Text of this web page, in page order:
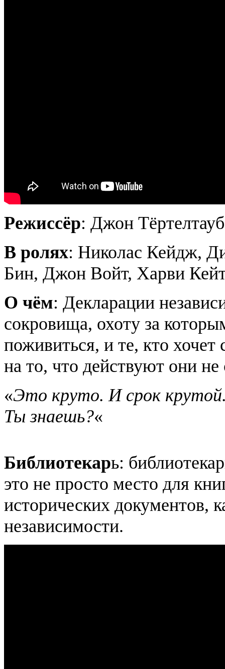
Режиссёр: Джон Тёртелтауб
В ролях: Николас Кейдж,
Бин, Джон Войт, Харви
О чём: Декларации
сокровища, охоту за
поживиться, и те, кто
на то, что действуют они не
«Это круто. И срок
Ты знаешь?«
Библиотекарь:
это не просто место для
исторических документов,
независимости.